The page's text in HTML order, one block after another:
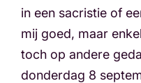
in een sacristie of
mij goed, maar
toch op andere
donderdag 8